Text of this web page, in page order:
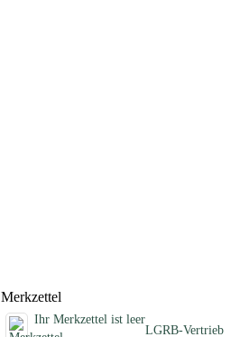
Merkzettel
Ihr Merkzettel ist leer
LGRB-Vertrieb